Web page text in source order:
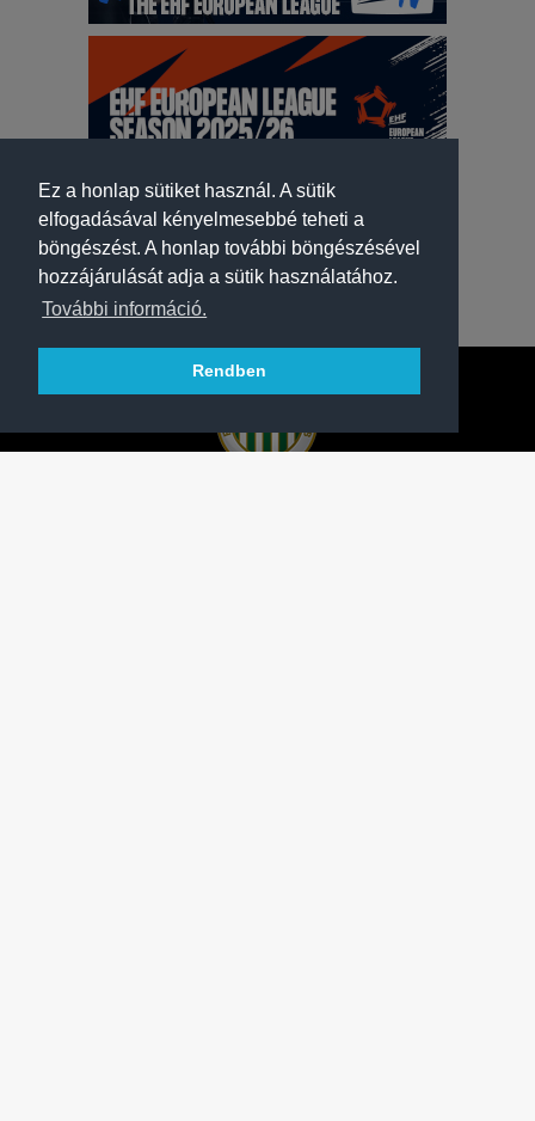
Ez a honlap sütiket használ. A sütik
elfogadásával kényelmesebbé teheti a
böngészést. A honlap további böngészésével
hozzájárulását adja a sütik használatához.
További információ.
Rendben